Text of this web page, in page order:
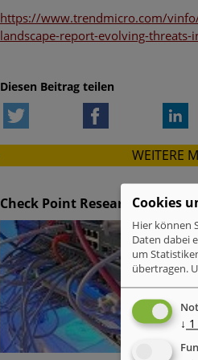
https://www.trendmicro.com/
landscape-report-evolving-threats-
Diesen Beitrag teilen
WEITERE
Check Point Research: Brand
Cookies
Hier können
Daten dabei
um
übertragen.
↓ 1